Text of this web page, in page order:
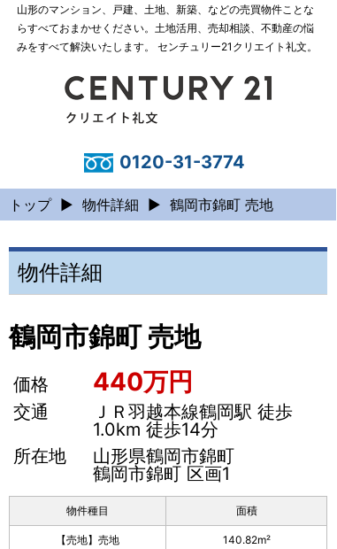
山形のマンション、戸建、土地、新築、などの売買物件ことな
らすべておまかせください。土地活用、売却相談、不動産の悩
みをすべて解決いたします。 センチュリー21クリエイト礼文。
0120-31-3774
トップ ▶ 物件詳細 ▶ 鶴岡市錦町 売地
物件詳細
鶴岡市錦町 売地
価格 440万円
交通
ＪＲ羽越本線鶴岡駅 徒歩
1.0km 徒歩14分
所在地
山形県鶴岡市錦町
鶴岡市錦町 区画1
物件種目 面積
【売地】売地 140.82m²